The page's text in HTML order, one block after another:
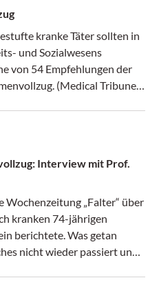
kranke Täter sollten in
und Sozialwesens
von 54 Empfehlungen der
(Medical Tribune
Interview mit Prof.
Wochenzeitung „Falter“ über
kranken 74-jährigen
berichtete. Was getan
nicht wieder passiert und